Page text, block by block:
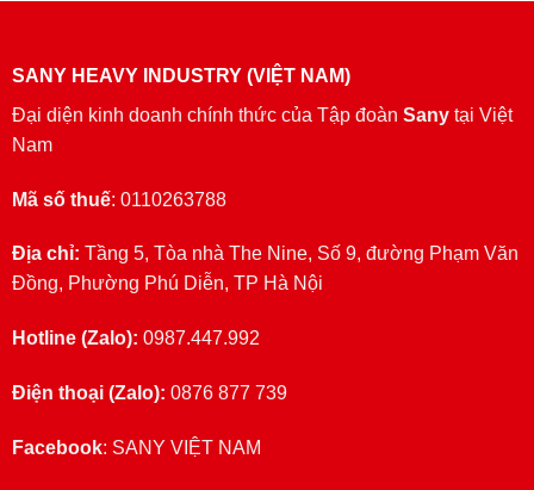
SANY HEAVY INDUSTRY (VIỆT NAM)
Đại diện kinh doanh chính thức của Tập đoàn Sanytại Việt
Nam
Mã số thuế: 0110263788
Địa chỉ: Tầng 5, Tòa nhà The Nine, Số 9, đường Phạm Văn
Đồng, Phường Phú Diễn, TP Hà Nội
Hotline (Zalo): 0987.447.992
Điện thoại (Zalo): 0876 877 739
Facebook: SANY VIỆT NAM